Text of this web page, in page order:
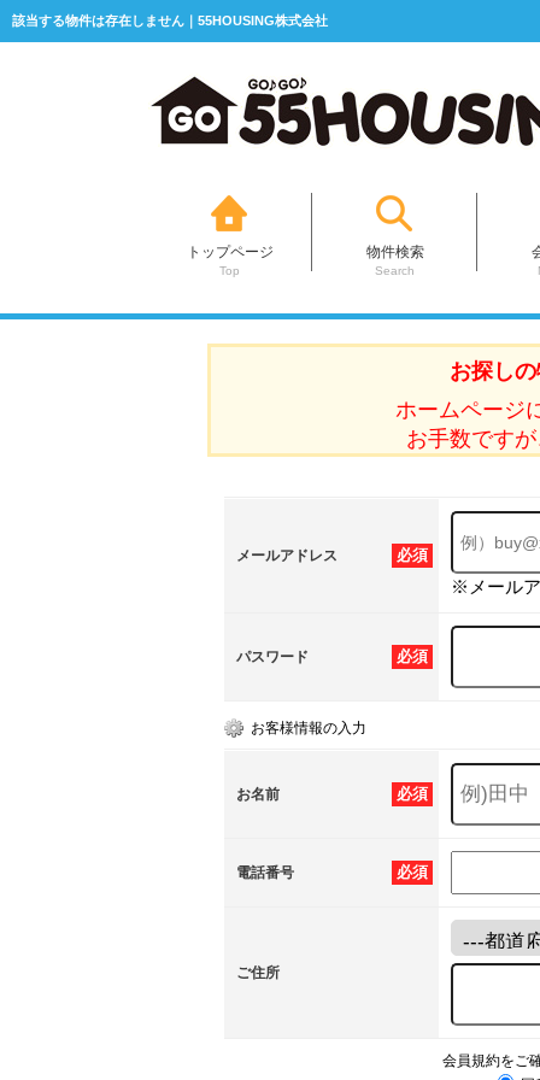
該当する物件は存在しません｜55HOUSING株式会社
トップページ
Top
物件検索
Search
お探し
ホームページ
お手数です
必須
メールアドレス
※メール
必須
パスワード
お客様情報の入力
必須
お名前
必須
電話番号
ご住所
会員規約をご